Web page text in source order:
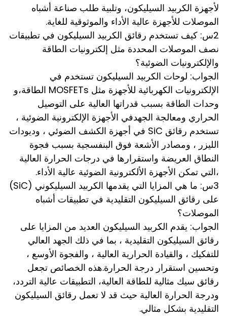
لأجهزة الكربيد السيليكون، وتلبية طلب صناعة أشباه
الموصلات للأجهزة عالية الأداء والموثوقية للغاية.
2س: كيف تستخدم رقائق الكربيد السيليكون في تطبيقات
نصف الموصلات المحددة مثل إلكترونيات الطاقة
والإلكترونيات الضوئية؟
الجواب: لوحات الكربيد السيليكون تستخدم في
الإلكترونيات الكهربائية للأجهزة مثل MOSFETs الطاقة،و
وحدات الطاقة بسبب قدراتها العالية على التوصيل
الحراري ومعالجة الجهدفي الأجهزة الإلكترونية الضوئية ،
تستخدم رقائق SiC في أجهزة الكشف الضوئي ، وديودات
الليزر ، ومصادر الأشعة فوق البنفسجية بسبب فجوة
النطاق العريضة واستقرارها في درجات الحرارة العالية
،التي تمكن الأجهزة الألكترونية الضوئية عالية الأداء.
3س: ما هي المزايا التي يقدمها الكربيد السيليكوني (SiC)
على رقائق السيليكون التقليدية في تطبيقات أشباه
الموصلات؟
الجواب: يقدم الكربيد السيليكون العديد من المزايا على
رقائق السيليكون التقليدية ، بما في ذلك الجهد العالي
للتفكيك ، والقيادة الحرارية العالية ، والفجوة الأوسع ،
وتحسين استقرار درجة الحرارة.هذه الخصائص تجعل
رقائق سيك مثالية للطاقة العالية، التطبيقات عالية التردد،
ودرجة الحرارة العالية حيث قد لا تعمل رقائق السيليكون
التقليدية بشكل مثالي.